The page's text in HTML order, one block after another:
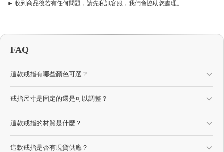
► 收到商品後若有任何問題，請先私訊客服，我們會協助您處理。
FAQ
這款戒指有哪些顏色可選？
戒指尺寸是固定的還是可以調整？
這款戒指的材質是什麼？
這款戒指是否有現貨供應？